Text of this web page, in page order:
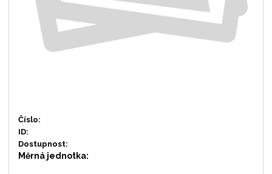
Číslo:
ID:
Dostupnost:
Měrná jednotka: